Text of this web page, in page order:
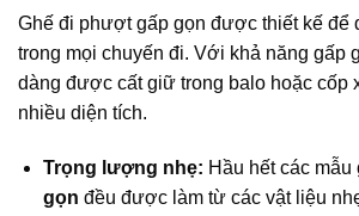
Ghế đi phượt gấp gọn được thiết kế để
trong mọi chuyến đi. Với khả năng gấp
dàng được cất giữ trong balo hoặc cốp
nhiều diện tích.
Trọng lượng nhẹ: Hầu hết các mẫu
gọn đều được làm từ các vật liệu